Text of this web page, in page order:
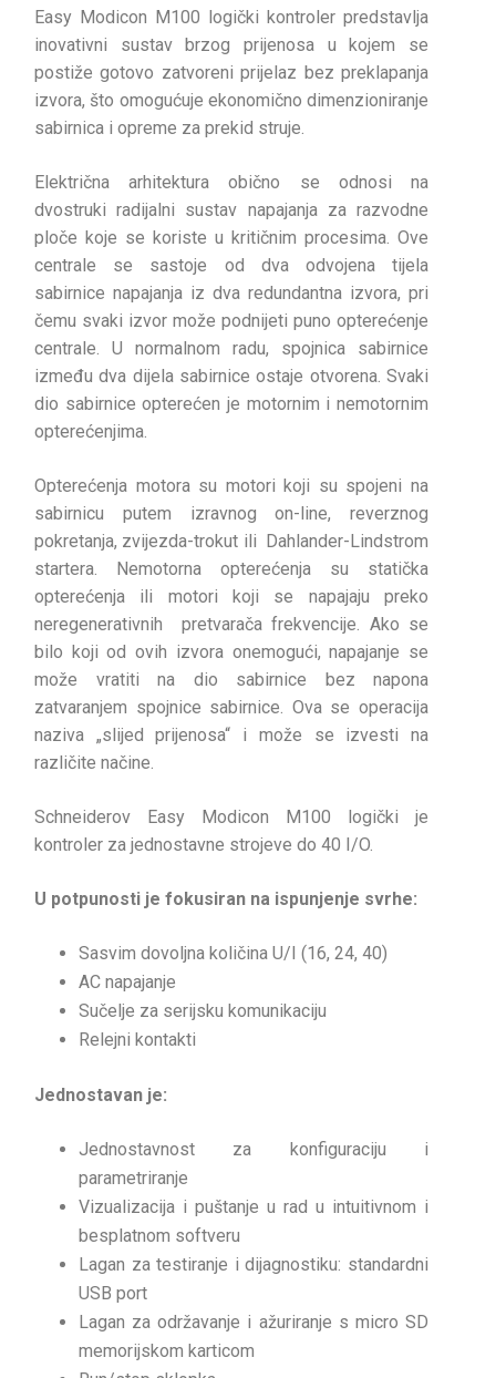
Easy Modicon M100 logički kontroler predstavlja
inovativni sustav brzog prijenosa u kojem se
postiže gotovo zatvoreni prijelaz bez preklapanja
izvora, što omogućuje ekonomično dimenzioniranje
sabirnica i opreme za prekid struje.
Električna arhitektura obično se odnosi na
dvostruki radijalni sustav napajanja za razvodne
ploče koje se koriste u kritičnim procesima. Ove
centrale se sastoje od dva odvojena tijela
sabirnice napajanja iz dva redundantna izvora, pri
čemu svaki izvor može podnijeti puno opterećenje
centrale. U normalnom radu, spojnica sabirnice
između dva dijela sabirnice ostaje otvorena. Svaki
dio sabirnice opterećen je motornim i nemotornim
opterećenjima.
Opterećenja motora su motori koji su spojeni na
sabirnicu putem izravnog on-line, reverznog
pokretanja, zvijezda-trokut ili Dahlander-Lindstrom
startera. Nemotorna opterećenja su statička
opterećenja ili motori koji se napajaju preko
neregenerativnih pretvarača frekvencije. Ako se
bilo koji od ovih izvora onemogući, napajanje se
može vratiti na dio sabirnice bez napona
zatvaranjem spojnice sabirnice. Ova se operacija
naziva „slijed prijenosa“ i može se izvesti na
različite načine.
Schneiderov Easy Modicon M100 logički je
kontroler za jednostavne strojeve do 40 I/O.
U potpunosti je fokusiran na ispunjenje svrhe:
Sasvim dovoljna količina U/I (16, 24, 40)
AC napajanje
Sučelje za serijsku komunikaciju
Relejni kontakti
Jednostavan je:
Jednostavnost za konfiguraciju i
parametriranje
Vizualizacija i puštanje u rad u intuitivnom i
besplatnom softveru
Lagan za testiranje i dijagnostiku: standardni
USB port
Lagan za održavanje i ažuriranje s micro SD
memorijskom karticom